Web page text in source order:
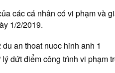
các cá nhân có vi phạm và
1/2/2019.
dứt điểm công trình vi phạm